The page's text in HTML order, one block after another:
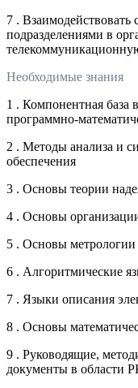
7 . Взаимодействовать
подразделениями в
Необходимые знания
1 . Компонентная база
программно-
2 . Методы анализа и
обеспечения
3 . Основы теории
4 . Основы
5 . Основы метрологии
6 . Алгоритмические
7 . Языки описания
8 . Основы
9 . Руководящие,
документы в области